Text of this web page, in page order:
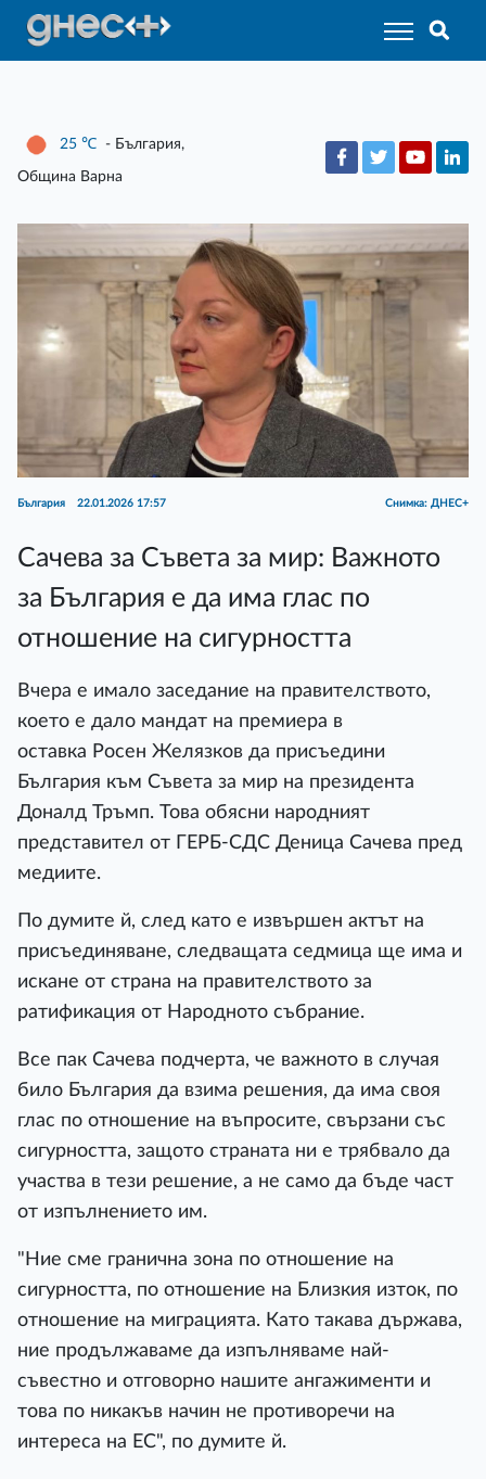
25 ℃ - България,
Община Варна
България 22.01.2026 17:57 Снимка: ДНЕС+
Сачева за Съвета за мир: Важното
за България е да има глас по
отношение на сигурността
Вчера е имало заседание на правителството,
което е дало мандат на премиера в
оставка Росен Желязков да присъедини
България към Съвета за мир на президента
Доналд Тръмп. Това обясни народният
представител от ГЕРБ-СДС Деница Сачева пред
медиите.
По думите й, след като е извършен актът на
присъединяване, следващата седмица ще има и
искане от страна на правителството за
ратификация от Народното събрание.
Все пак Сачева подчерта, че важното в случая
било България да взима решения, да има своя
глас по отношение на въпросите, свързани със
сигурността, защото страната ни е трябвало да
участва в тези решение, а не само да бъде част
от изпълнението им.
"Ние сме гранична зона по отношение на
сигурността, по отношение на Близкия изток, по
отношение на миграцията. Като такава държава,
ние продължаваме да изпълняваме най-
съвестно и отговорно нашите ангажименти и
това по никакъв начин не противоречи на
интереса на ЕС", по думите й.